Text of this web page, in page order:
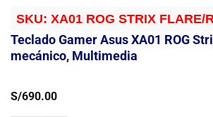
SKU: XA01 ROG STRIX FLARE/
Teclado Gamer Asus XA01 ROG
mecánico, Multimedia
S/690.00